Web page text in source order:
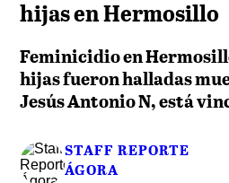
hijas en Hermosillo
Feminicidio en
hijas fueron halladas
Jesús Antonio N, está
STAFF REPORTE
ÁGORA